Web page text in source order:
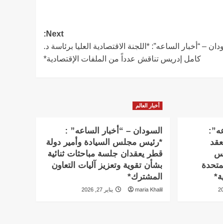
Next:
– “أخبار الساعه”: *اللجنة الاقتصادية العليا برئاسة د.
كامل إدريس تناقش عدداً من الملفات الإقتصادية*
أخبار العالم
السودان – “أخبار الساعه” :
*رئيس مجلس السيادة وأمير دولة
قطر يعقدان جلسة مباحثات ثنائية
بشأن تقوية وتعزيز آليات التعاون
المشترك*
maria Khalil يناير 27, 2026